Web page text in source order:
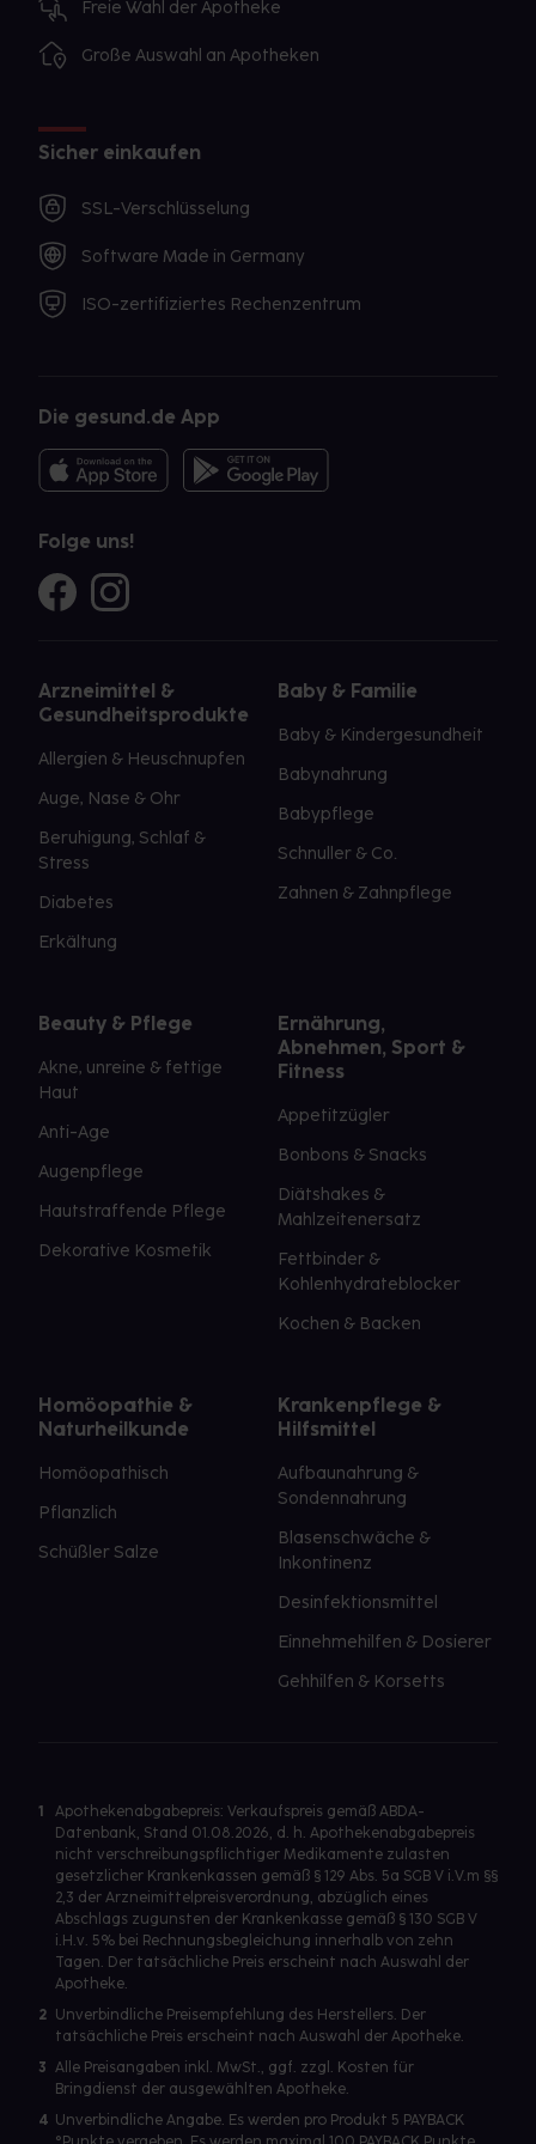
Freie Wahl der Apotheke
Große Auswahl an Apotheken
Sicher einkaufen
SSL-Verschlüsselung
Software Made in Germany
ISO-zertifiziertes Rechenzentrum
Die gesund.de App
Folge uns!
Arzneimittel &
Gesundheitsprodukte
Allergien & Heuschnupfen
Auge, Nase & Ohr
Beruhigung, Schlaf &
Stress
Diabetes
Erkältung
Baby & Familie
Baby & Kindergesundheit
Babynahrung
Babypflege
Schnuller & Co.
Zahnen & Zahnpflege
Beauty & Pflege
Akne, unreine & fettige
Haut
Anti-Age
Augenpflege
Hautstraffende Pflege
Dekorative Kosmetik
Ernährung,
Abnehmen, Sport &
Fitness
Appetitzügler
Bonbons & Snacks
Diätshakes &
Mahlzeitenersatz
Fettbinder &
Kohlenhydrateblocker
Kochen & Backen
Homöopathie &
Naturheilkunde
Homöopathisch
Pflanzlich
Schüßler Salze
Krankenpflege &
Hilfsmittel
Aufbaunahrung &
Sondennahrung
Blasenschwäche &
Inkontinenz
Desinfektionsmittel
Einnehmehilfen & Dosierer
Gehhilfen & Korsetts
1
Apothekenabgabepreis: Verkaufspreis gemäß ABDA-
Datenbank, Stand 01.08.2026, d. h. Apothekenabgabepreis
nicht verschreibungspflichtiger Medikamente zulasten
gesetzlicher Krankenkassen gemäß § 129 Abs. 5a SGB V i.V.m §§
2,3 der Arzneimittelpreisverordnung, abzüglich eines
Abschlags zugunsten der Krankenkasse gemäß § 130 SGB V
i.H.v. 5% bei Rechnungsbegleichung innerhalb von zehn
Tagen. Der tatsächliche Preis erscheint nach Auswahl der
Apotheke.
2 Unverbindliche Preisempfehlung des Herstellers. Der
tatsächliche Preis erscheint nach Auswahl der Apotheke.
3 Alle Preisangaben inkl. MwSt., ggf. zzgl. Kosten für
Bringdienst der ausgewählten Apotheke.
4 Unverbindliche Angabe. Es werden pro Produkt 5 PAYBACK